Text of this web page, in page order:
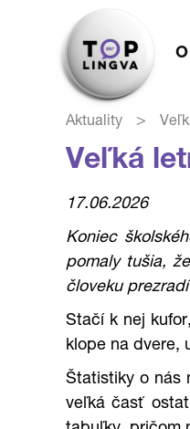
Aktuality >
Veľká
17.06.2026
Koniec
pomaly tušia,
človeku
Stačí k nej
klope na dvere,
Štatistiky o nás
veľká časť